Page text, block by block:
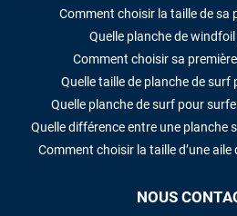
Comment choisir la taille de sa
Quelle planche de
Comment choisir sa
Quelle taille de planche de surf
Quelle planche de surf pour
Quelle différence entre une planche
Comment choisir la taille d’une
NOUS